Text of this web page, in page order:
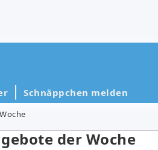
Schnäppchen melden
der Woche